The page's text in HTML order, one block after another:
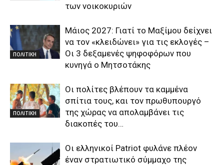
των νοικοκυριών
ΠΟΛΙΤΙΚΗ
Μάιος 2027: Γιατί το Μαξίμου δείχνει
να τον «κλειδώνει» για τις εκλογές –
Οι 3 δεξαμενές ψηφοφόρων που
κυνηγά ο Μητσοτάκης
ΠΟΛΙΤΙΚΗ
Οι πολίτες βλέπουν τα καμμένα
σπίτια τους, και τον πρωθυπουργό
της χώρας να απολαμβάνει τις
διακοπές του…
Οι ελληνικοί Patriot φυλάνε πλέον
έναν στρατιωτικό σύμμαχο της